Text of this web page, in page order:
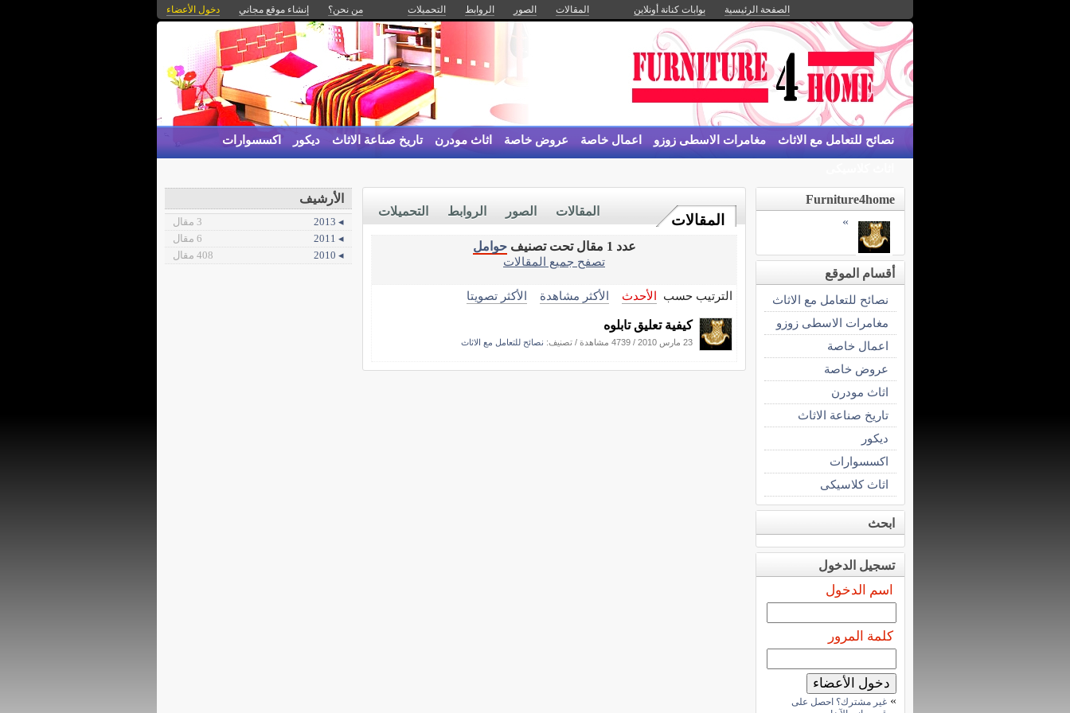
الصفحة الرئيسية بوابات كنانة أونلاين المقالات الصور الروابط التحميلات من نحن؟ إنشاء موقع مجاني دخول الأعضاء
نصائح للتعامل مع الاثاث مغامرات الاسطى زوزو اعمال خاصة عروض خاصة اثاث مودرن تاريخ صناعة الاثاث ديكور اكسسوارات
المقالات
التحميلات الروابط الصور المقالات
عدد 1 مقال تحت تصنيف
حوامل
تصفح جميع المقالات
الترتيب حسب الأحدث الأكثر مشاهدة الأكثر تصويتا
كيفية تعليق تابلوه
23 مارس 2010 / 4739 مشاهدة / تصنيف: نصائح للتعامل مع الاثاث
Furniture4home
»
أقسام الموقع
نصائح للتعامل مع الاثاث
مغامرات الاسطى زوزو
اعمال خاصة
عروض خاصة
اثاث مودرن
تاريخ صناعة الاثاث
ديكور
اكسسوارات
اثاث كلاسيكى
ابحث
تسجيل الدخول
اسم الدخول
كلمة المرور
» غير مشترك؟ احصل على
الأرشيف
◂ 2013
3 مقال
◂ 2011
6 مقال
◂ 2010
408 مقال